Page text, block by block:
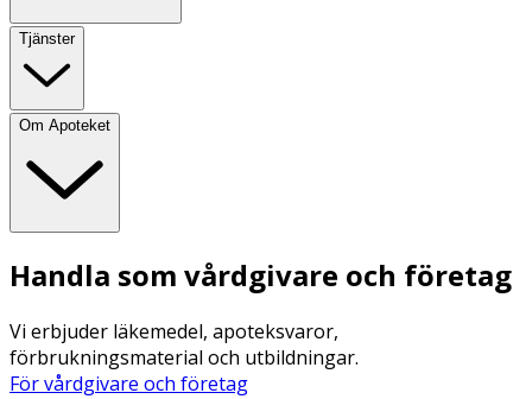
Tjänster
Om Apoteket
Handla som vårdgivare och företag
Vi erbjuder läkemedel, apoteksvaror,
förbrukningsmaterial och utbildningar.
För vårdgivare och företag